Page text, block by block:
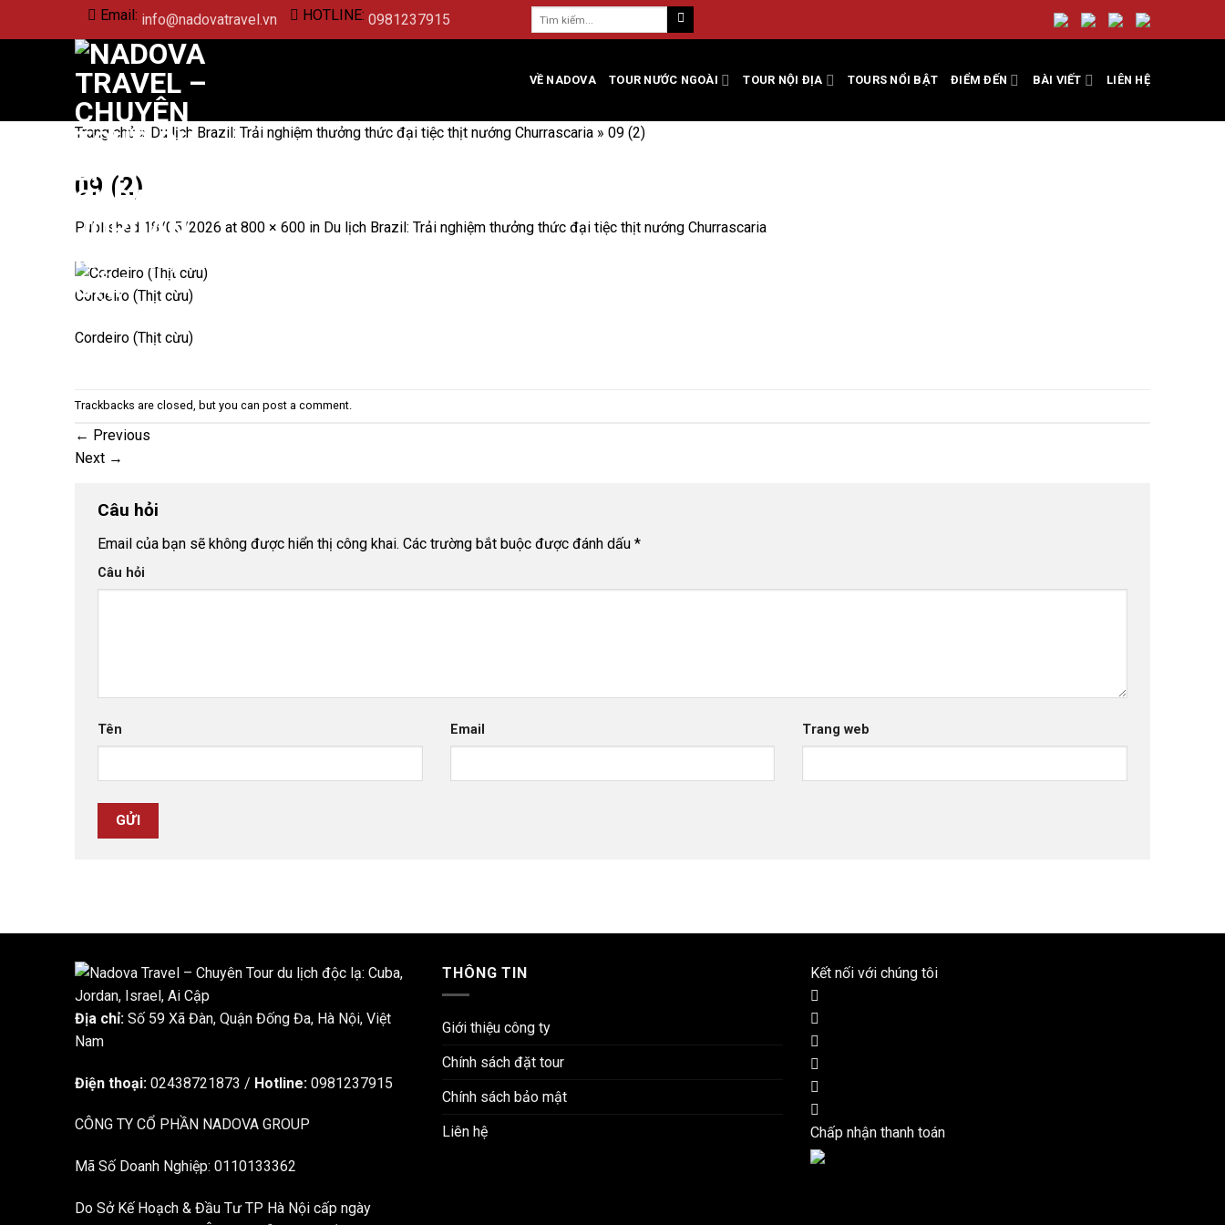
Email: info@nadovatravel.vn HOTLINE: 0981237915
VỀ NADOVA TOUR NƯỚC NGOÀI TOUR NỘI ĐỊA TOURS NỔI BẬT ĐIỂM ĐẾN BÀI VIẾT LIÊN HỆ
Trang chủ » Du lịch Brazil: Trải nghiệm thưởng thức đại tiệc thịt nướng Churrascaria » 09 (2)
09 (2)
Published 18/05/2026 at 800 × 600 in Du lịch Brazil: Trải nghiệm thưởng thức đại tiệc thịt nướng Churrascaria
Cordeiro (Thịt cừu)
Cordeiro (Thịt cừu)
Trackbacks are closed, but you can post a comment
← Previous
Next →
Câu hỏi
Email của bạn sẽ không được hiển thị công khai. Các trường bắt buộc được đánh dấu *
Câu hỏi
Tên Email Trang web
Địa chỉ: Số 59 Xã Đàn, Quận Đống Đa, ​​Hà Nội, Việt
Nam
Điện thoại: 02438721873 / Hotline: 0981237915
CÔNG TY CỔ PHẦN NADOVA GROUP
Mã Số Doanh Nghiệp: 0110133362
Do Sở Kế Hoạch & Đầu Tư TP Hà Nội cấp ngày
THÔNG TIN
Giới thiệu công ty
Chính sách đặt tour
Chính sách bảo mật
Liên hệ
Kết nối với chúng tôi
Chấp nhận thanh toán